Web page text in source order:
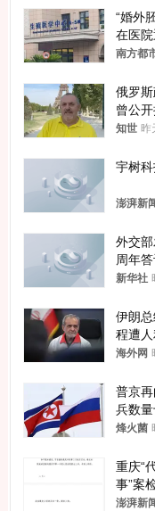
“婚外
在医院
胎？
南方都
俄罗
曾公
知世 昨
宇树
澎湃新
外交
周年
新华社
伊朗
程遭人
海外网
普京
兵数量
朝要
烽火菌
重庆“
事”案
案，
澎湃新